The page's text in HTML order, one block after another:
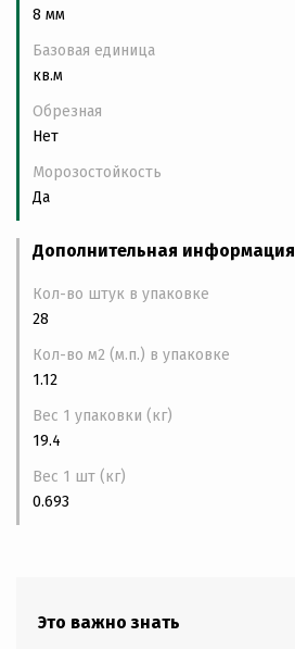
8 мм
Базовая единица
кв.м
Обрезная
Нет
Морозостойкость
Да
Дополнительная информация
Кол-во штук в упаковке
28
Кол-во м2 (м.п.) в упаковке
1.12
Вес 1 упаковки (кг)
19.4
Вес 1 шт (кг)
0.693
Это важно знать